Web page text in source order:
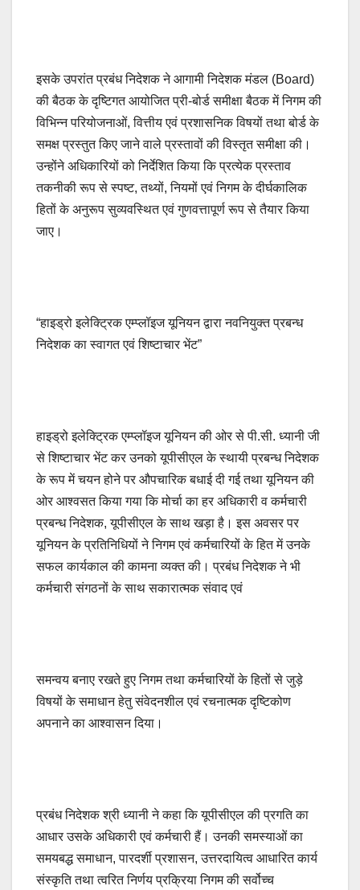
इसके उपरांत प्रबंध निदेशक ने आगामी निदेशक मंडल (Board)
की बैठक के दृष्टिगत आयोजित प्री-बोर्ड समीक्षा बैठक में निगम की
विभिन्न परियोजनाओं, वित्तीय एवं प्रशासनिक विषयों तथा बोर्ड के
समक्ष प्रस्तुत किए जाने वाले प्रस्तावों की विस्तृत समीक्षा की।
उन्होंने अधिकारियों को निर्देशित किया कि प्रत्येक प्रस्ताव
तकनीकी रूप से स्पष्ट, तथ्यों, नियमों एवं निगम के दीर्घकालिक
हितों के अनुरूप सुव्यवस्थित एवं गुणवत्तापूर्ण रूप से तैयार किया
जाए।
“हाइड्रो इलेक्ट्रिक एम्प्लॉइज यूनियन द्वारा नवनियुक्त प्रबन्ध
निदेशक का स्वागत एवं शिष्टाचार भेंट”
हाइड्रो इलेक्ट्रिक एम्प्लॉइज यूनियन की ओर से पी.सी. ध्यानी जी
से शिष्टाचार भेंट कर उनको यूपीसीएल के स्थायी प्रबन्ध निदेशक
के रूप में चयन होने पर औपचारिक बधाई दी गई तथा यूनियन की
ओर आश्वसत किया गया कि मोर्चा का हर अधिकारी व कर्मचारी
प्रबन्ध निदेशक, यूपीसीएल के साथ खड़ा है। इस अवसर पर
यूनियन के प्रतिनिधियों ने निगम एवं कर्मचारियों के हित में उनके
सफल कार्यकाल की कामना व्यक्त की। प्रबंध निदेशक ने भी
कर्मचारी संगठनों के साथ सकारात्मक संवाद एवं
समन्वय बनाए रखते हुए निगम तथा कर्मचारियों के हितों से जुड़े
विषयों के समाधान हेतु संवेदनशील एवं रचनात्मक दृष्टिकोण
अपनाने का आश्वासन दिया।
प्रबंध निदेशक श्री ध्यानी ने कहा कि यूपीसीएल की प्रगति का
आधार उसके अधिकारी एवं कर्मचारी हैं। उनकी समस्याओं का
समयबद्ध समाधान, पारदर्शी प्रशासन, उत्तरदायित्व आधारित कार्य
संस्कृति तथा त्वरित निर्णय प्रक्रिया निगम की सर्वोच्च